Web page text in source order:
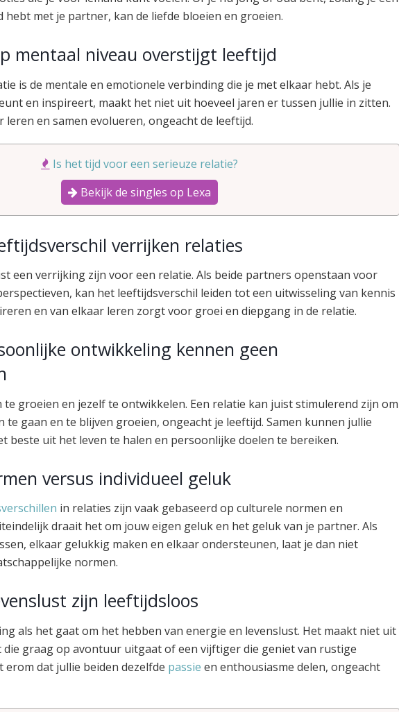
hebt met je partner, kan de liefde bloeien en groeien.
mentaal niveau overstijgt leeftijd
is de mentale en emotionele verbinding die je met elkaar hebt. Als je
en inspireert, maakt het niet uit hoeveel jaren er tussen jullie in zitten.
leren en samen evolueren, ongeacht de leeftijd.
Is het tijd voor een serieuze relatie?
Bekijk de singles op Lexa
verrijken relaties
een verrijking zijn voor een relatie. Als beide partners openstaan voor
kan het leeftijdsverschil leiden tot een uitwisseling van kennis
en van elkaar leren zorgt voor groei en diepgang in de relatie.
ontwikkeling kennen geen
te groeien en jezelf te ontwikkelen. Een relatie kan juist stimulerend zijn om
te gaan en te blijven groeien, ongeacht je leeftijd. Samen kunnen jullie
beste uit het leven te halen en persoonlijke doelen te bereiken.
versus individueel geluk
in relaties zijn vaak gebaseerd op culturele normen en
draait het om jouw eigen geluk en het geluk van je partner. Als
elkaar gelukkig maken en elkaar ondersteunen, laat je dan niet
normen.
zijn leeftijdsloos
als het gaat om het hebben van energie en levenslust. Het maakt niet uit
graag op avontuur uitgaat of een vijftiger die geniet van rustige
erom dat jullie beiden dezelfde passie en enthousiasme delen, ongeacht